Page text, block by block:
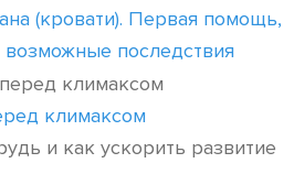
(кровати). Первая помощь,
последствия
климаксом